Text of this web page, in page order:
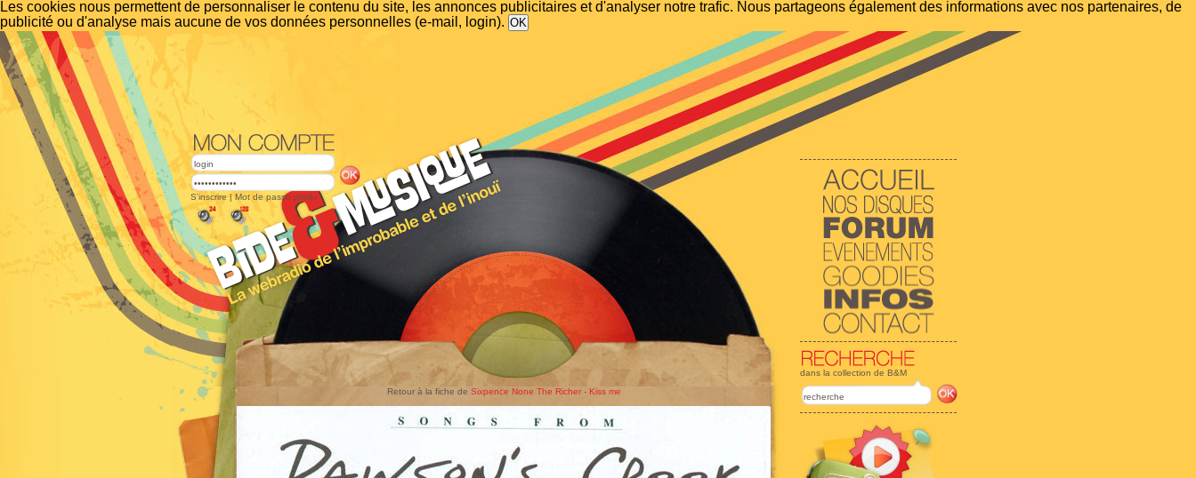
Les cookies nous permettent de personnaliser le contenu du site, les annonces publicitaires et d'analyser notre trafic. Nous partageons également des informations avec nos partenaires, de
publicité ou d'analyse mais aucune de vos données personnelles (e-mail, login).
dans la collection de B&M
S'inscrire | Mot de passe perdu
Retour à la fiche de Sixpence None The Richer - Kiss me